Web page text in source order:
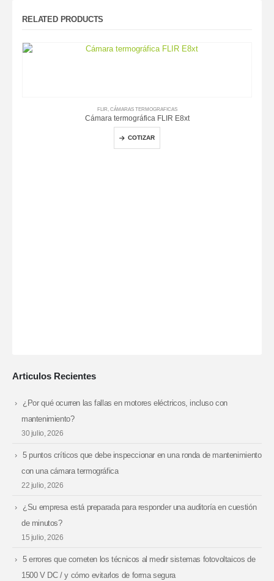
RELATED PRODUCTS
FLIR, CÁMARAS TERMOGRAFICAS
Cámara termográfica FLIR E8xt
COTIZAR
Articulos Recientes
¿Por qué ocurren las fallas en motores eléctricos, incluso con
mantenimiento?
30 julio, 2026
5 puntos críticos que debe inspeccionar en una ronda de mantenimiento
con una cámara termográfica
22 julio, 2026
¿Su empresa está preparada para responder una auditoría en cuestión
de minutos?
15 julio, 2026
5 errores que cometen los técnicos al medir sistemas fotovoltaicos de
1500 V DC / y cómo evitarlos de forma segura